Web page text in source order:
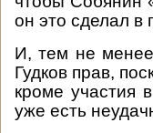
он это сделал
И, тем не
Гудков прав,
кроме участия
уже есть